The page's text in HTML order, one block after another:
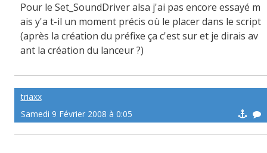
Pour le Set_SoundDriver alsa j'ai pas encore essayé m
ais y'a t-il un moment précis où le placer dans le script
(après la création du préfixe ça c'est sur et je dirais av
ant la création du lanceur ?)
triaxx
Samedi 9 Février 2008 à 0:05